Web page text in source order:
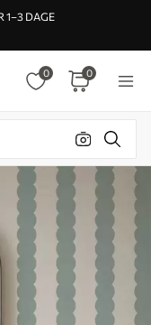
1–3 DAGE
0 0